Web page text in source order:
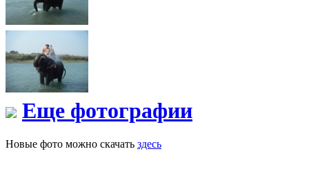
Еще фотографии
Новые фото можно скачать здесь